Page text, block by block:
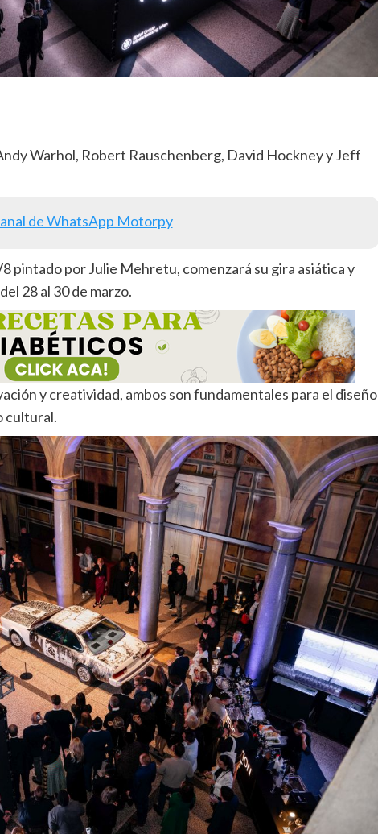
Warhol, Robert Rauschenberg, David Hockney y Jeff
de WhatsApp Motorpy
pintado por Julie Mehretu, comenzará su gira asiática y
28 al 30 de marzo.
y creatividad, ambos son fundamentales para el diseño
cultural.